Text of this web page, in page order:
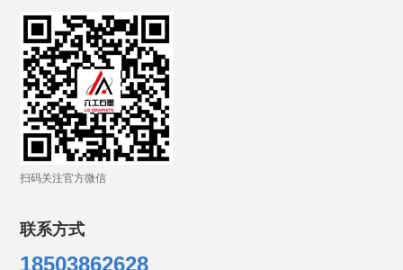
扫码关注官方微信
联系方式
18503862628